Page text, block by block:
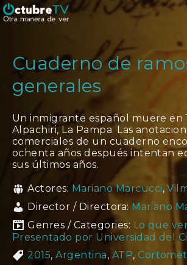
Cuaderno de
generales
Un inmigrante español muere en
Alpachiri, La Pampa. Las
comerciales de un cuaderno
ochenta años después intentan
sus últimos años.
Actores: Mariano Marcucci,
Director / Directora: Mariano
Genres / Categories: Lo que
Presentado por Universidad del
2015,Argentina, ATP,